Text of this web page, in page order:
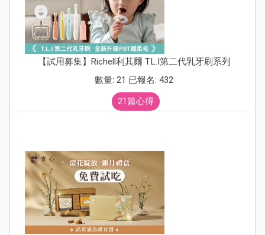
【試用募集】Richell利其爾 T.L.I第二代乳牙刷系列
數量: 21 已報名: 432
21篇心得